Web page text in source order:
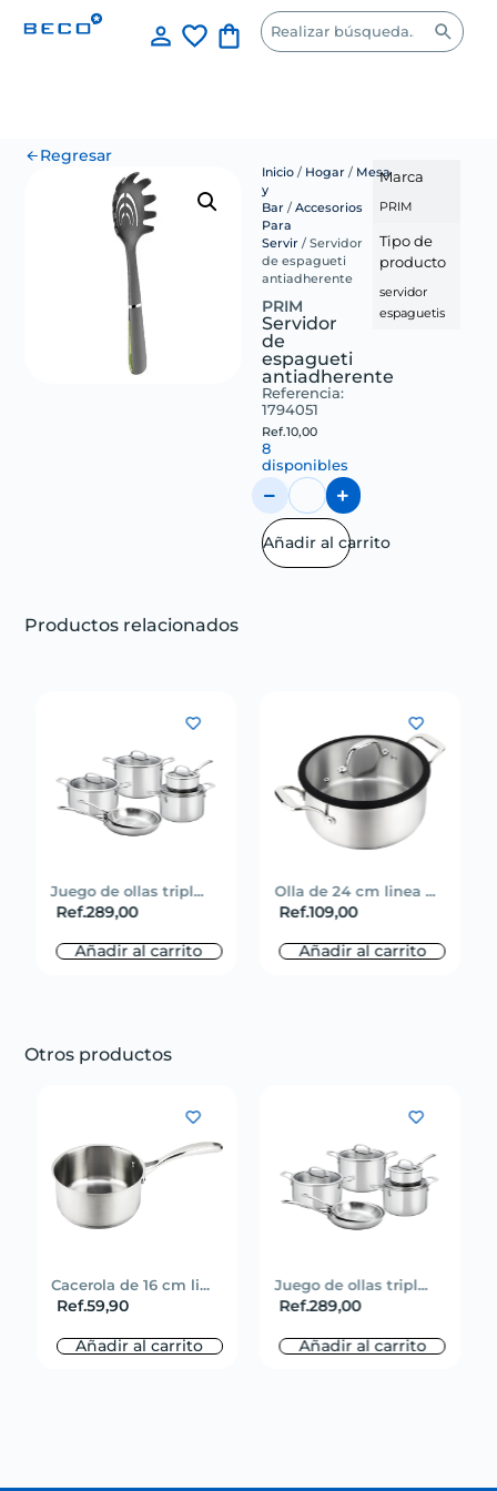
Regresar
Inicio / Hogar / Mesa
y
Bar /Accesorios
Para
Servir / Servidor
de espagueti
antiadherente
PRIM
Servidor
de
espagueti
antiadherente
Referencia:
1794051
Ref.10,00
8
disponibles
Añadir al carrito
Marca
PRIM
Tipo de
producto
servidor
espaguetis
Productos relacionados
Juego de ollas tripl...
Ref.289,00
Añadir al carrito
Olla de 24 cm linea ...
Ref.109,00
Añadir al carrito
Otros productos
Cacerola de 16 cm li...
Ref.59,90
Añadir al carrito
Juego de ollas tripl...
Ref.289,00
Añadir al carrito